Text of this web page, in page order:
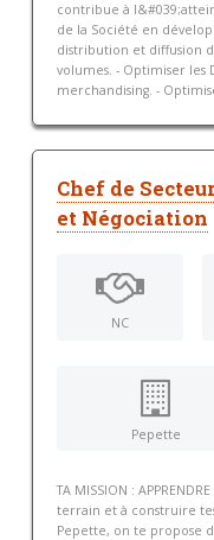
contribue à
de la Société en
distribution et diffusion
volumes. - Optimiser les
merchandising. -
Chef de
et Négociation
NC
Pepette
TA MISSION :
terrain et à construire
Pepette, on te propose